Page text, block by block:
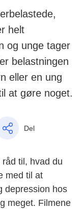
helt
og unge tager
belastningen
eller en ung
at gøre noget.
Del
til, hvad du
med til at
depression hos
meget. Filmene